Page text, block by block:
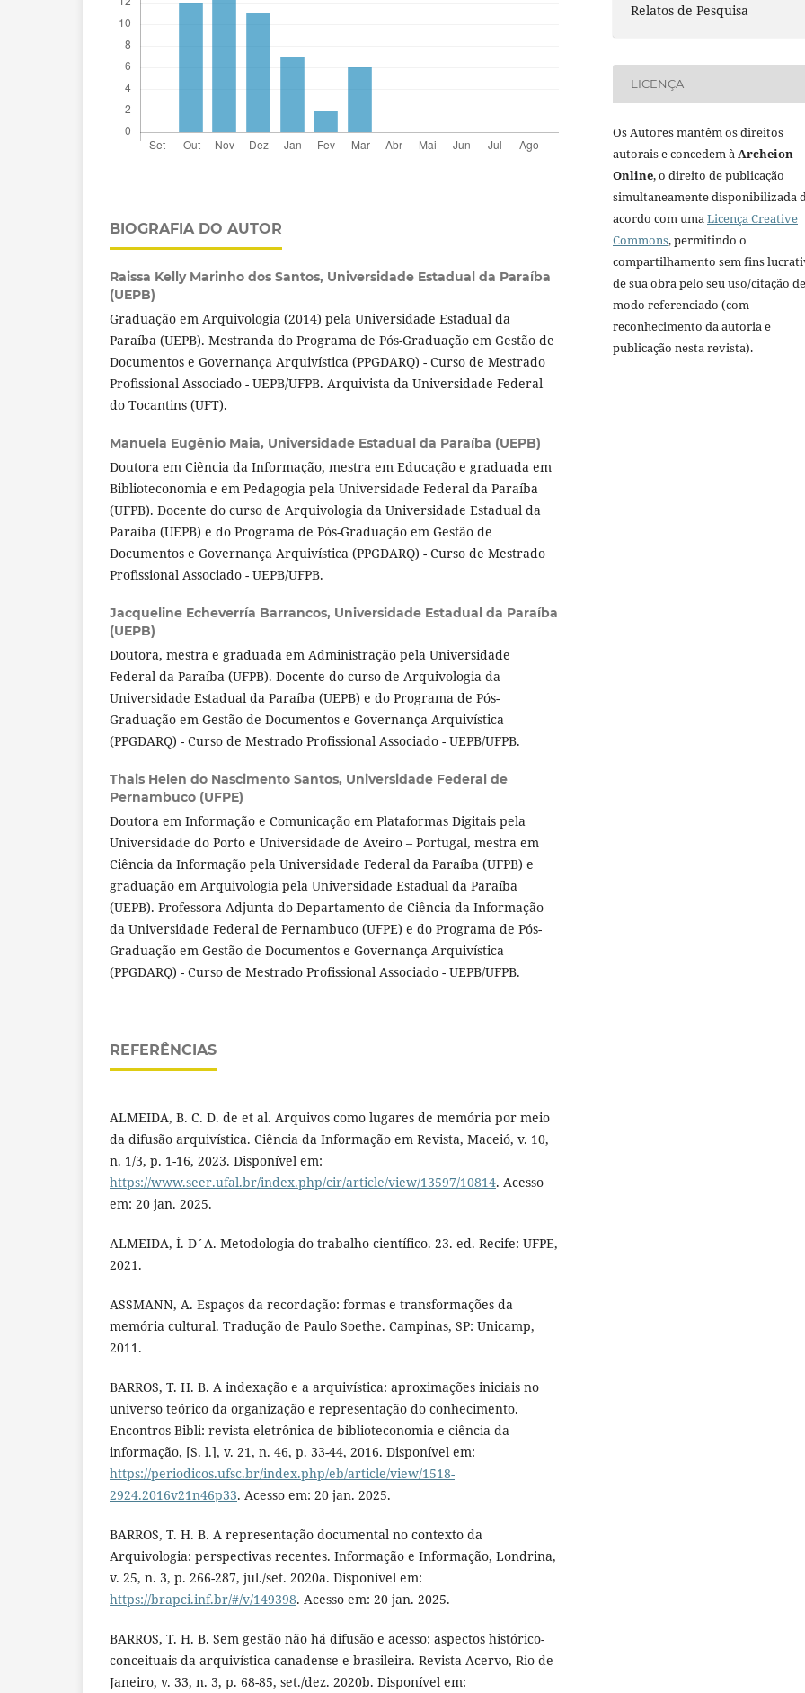
BIOGRAFIA DO AUTOR
Raissa Kelly Marinho dos Santos, Universidade Estadual da Paraíba
(UEPB)
Graduação em Arquivologia (2014) pela Universidade Estadual da
Paraíba (UEPB). Mestranda do Programa de Pós-Graduação em Gestão de
Documentos e Governança Arquivística (PPGDARQ) - Curso de Mestrado
Profissional Associado - UEPB/UFPB. Arquivista da Universidade Federal
do Tocantins (UFT).
Manuela Eugênio Maia, Universidade Estadual da Paraíba (UEPB)
Doutora em Ciência da Informação, mestra em Educação e graduada em
Biblioteconomia e em Pedagogia pela Universidade Federal da Paraíba
(UFPB). Docente do curso de Arquivologia da Universidade Estadual da
Paraíba (UEPB) e do Programa de Pós-Graduação em Gestão de
Documentos e Governança Arquivística (PPGDARQ) - Curso de Mestrado
Profissional Associado - UEPB/UFPB.
Jacqueline Echeverría Barrancos, Universidade Estadual da Paraíba
(UEPB)
Doutora, mestra e graduada em Administração pela Universidade
Federal da Paraíba (UFPB). Docente do curso de Arquivologia da
Universidade Estadual da Paraíba (UEPB) e do Programa de Pós-
Graduação em Gestão de Documentos e Governança Arquivística
(PPGDARQ) - Curso de Mestrado Profissional Associado - UEPB/UFPB.
Thais Helen do Nascimento Santos, Universidade Federal de
Pernambuco (UFPE)
Doutora em Informação e Comunicação em Plataformas Digitais pela
Universidade do Porto e Universidade de Aveiro – Portugal, mestra em
Ciência da Informação pela Universidade Federal da Paraíba (UFPB) e
graduação em Arquivologia pela Universidade Estadual da Paraíba
(UEPB). Professora Adjunta do Departamento de Ciência da Informação
da Universidade Federal de Pernambuco (UFPE) e do Programa de Pós-
Graduação em Gestão de Documentos e Governança Arquivística
(PPGDARQ) - Curso de Mestrado Profissional Associado - UEPB/UFPB.
REFERÊNCIAS
ALMEIDA, B. C. D. de et al. Arquivos como lugares de memória por meio
da difusão arquivística. Ciência da Informação em Revista, Maceió, v. 10,
n. 1/3, p. 1-16, 2023. Disponível em:
https://www.seer.ufal.br/index.php/cir/article/view/13597/10814. Acesso
em: 20 jan. 2025.
ALMEIDA, Í. D´A. Metodologia do trabalho científico. 23. ed. Recife: UFPE,
2021.
ASSMANN, A. Espaços da recordação: formas e transformações da
memória cultural. Tradução de Paulo Soethe. Campinas, SP: Unicamp,
2011.
BARROS, T. H. B. A indexação e a arquivística: aproximações iniciais no
universo teórico da organização e representação do conhecimento.
Encontros Bibli: revista eletrônica de biblioteconomia e ciência da
informação, [S. l.], v. 21, n. 46, p. 33-44, 2016. Disponível em:
https://periodicos.ufsc.br/index.php/eb/article/view/1518-
2924.2016v21n46p33. Acesso em: 20 jan. 2025.
BARROS, T. H. B. A representação documental no contexto da
Arquivologia: perspectivas recentes. Informação e Informação, Londrina,
v. 25, n. 3, p. 266-287, jul./set. 2020a. Disponível em:
https://brapci.inf.br/#/v/149398. Acesso em: 20 jan. 2025.
BARROS, T. H. B. Sem gestão não há difusão e acesso: aspectos histórico-
conceituais da arquivística canadense e brasileira. Revista Acervo, Rio de
Janeiro, v. 33, n. 3, p. 68-85, set./dez. 2020b. Disponível em:
Relatos de Pesquisa
LICENÇA
Os Autores mantêm os direitos
autorais e concedem àArcheion
Online, o direito de publicação
simultaneamente disponibilizada
acordo com umaLicença Creative
Commons, permitindo o
compartilhamento sem fins
de sua obra pelo seu uso/citação de
modo referenciado (com
reconhecimento da autoria e
publicação nesta revista).